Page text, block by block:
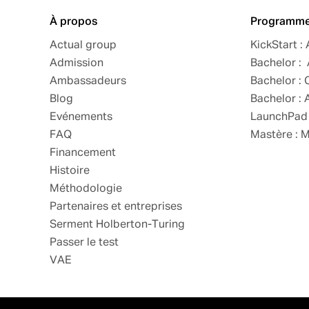
À propos
Actual group
Admission
Ambassadeurs
Blog
Evénements
FAQ
Financement
Histoire
Méthodologie
Partenaires et entreprises
Serment Holberton-Turing
Passer le test
VAE
KickStart :
Bachelor :
Bachelor :
Bachelor :
Mastère :